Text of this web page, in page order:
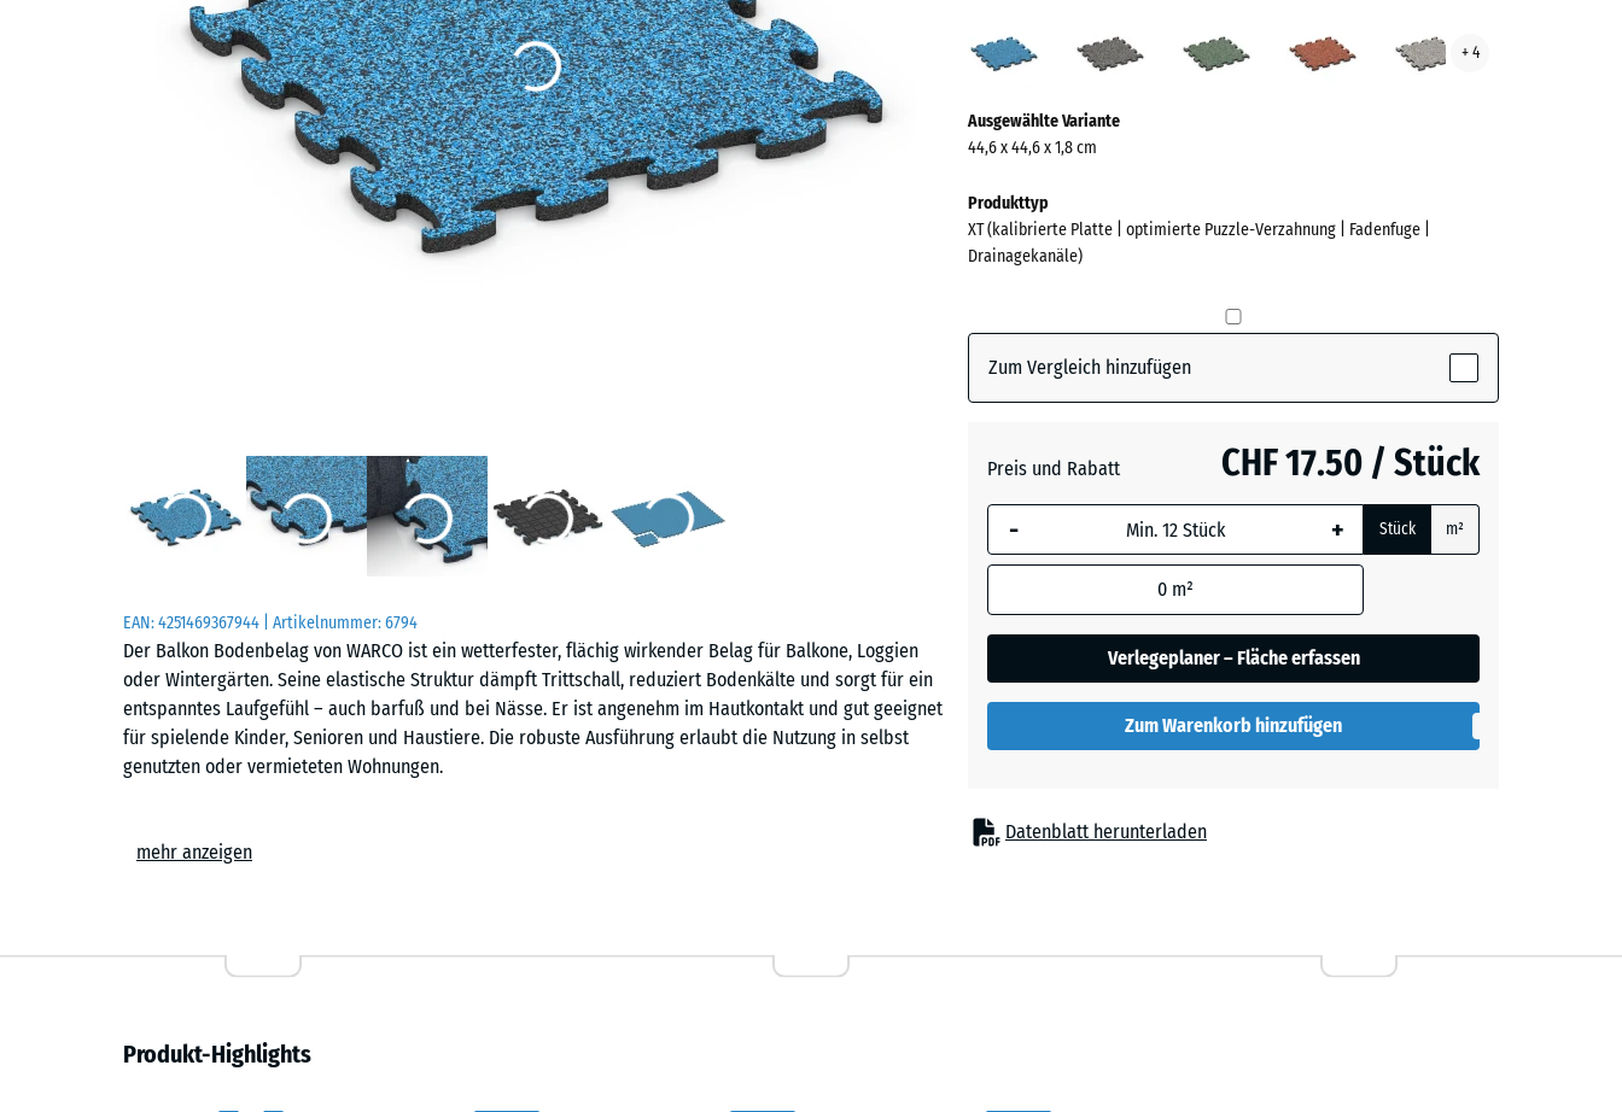
EAN:4251469367944 | Artikelnummer:6794
Der Balkon Bodenbelag von WARCO ist ein wetterfester, flächig wirkender Belag für Balkone, Loggien
oder Wintergärten. Seine elastische Struktur dämpft Trittschall, reduziert Bodenkälte und sorgt für ein
entspanntes Laufgefühl – auch barfuß und bei Nässe. Er ist angenehm im Hautkontakt und gut geeignet
für spielende Kinder, Senioren und Haustiere. Die robuste Ausführung erlaubt die Nutzung in selbst
genutzten oder vermieteten Wohnungen.
einer Stich- oder Kreissäge vorgenommen werden. Einzelne Platten lassen sich bei Reparaturen
ganzjährig nutzbar.
mehr anzeigen
(active)
Granit
Rasen
Granit
+ 4
Informationen
zu
Farben?
Farbpalette
(active)
Granit
Englischer
Grauer
Ausgewählte Variante
44,6 x 44,6 x 1,8 cm
Produkttyp
XT (kalibrierte Platte | optimierte Puzzle-Verzahnung | Fadenfuge |
Drainagekanäle)
Zum Vergleich hinzufügen
Preis und Rabatt CHF 17.50 / Stück
- + Stück m²
0 m²
Verlegeplaner – Fläche erfassen
Zum Warenkorb hinzufügen
Datenblatt herunterladen
Produkt-Highlights